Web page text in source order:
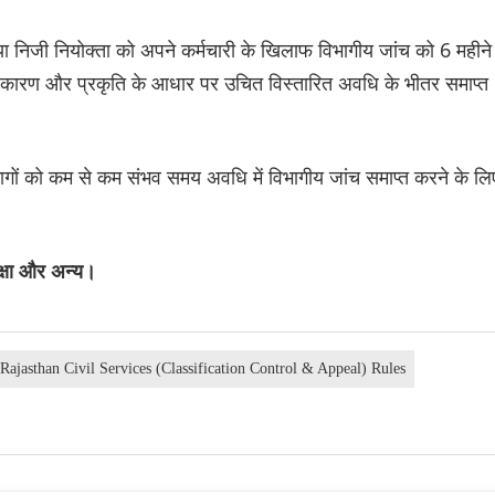
नियोक्ता को अपने कर्मचारी के खिलाफ विभागीय जांच को 6 महीने
और प्रकृति के आधार पर उचित विस्तारित अवधि के भीतर समाप्त
को कम से कम संभव समय अवधि में विभागीय जांच समाप्त करने के
और अन्य।
Rajasthan Civil Services (Classification Control & Appeal) Rules